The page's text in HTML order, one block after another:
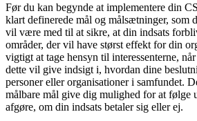
Før du kan begynde at implementere din
klart definerede mål og målsætninger, som
vil være med til at sikre, at din indsats
områder, der vil have størst effekt for din
vigtigt at tage hensyn til interessenterne,
dette vil give indsigt i, hvordan dine
personer eller organisationer i samfundet.
målbare mål give dig mulighed for at følge
afgøre, om din indsats betaler sig eller ej.